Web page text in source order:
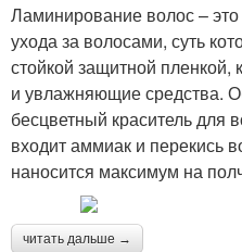
Ламинирование волос –
ухода за волосами, суть
стойкой защитной
и увлажняющие средства.
бесцветный краситель для
входит аммиак и перекись
наносится максимум на
читать дальше →